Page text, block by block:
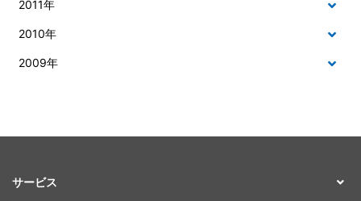
2011年
2010年
2009年
サービス